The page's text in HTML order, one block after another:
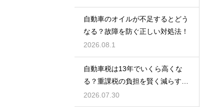
自動車のオイルが不足するとどう
なる？故障を防ぐ正しい対処法！
2026.08.1
自動車税は13年でいくら高くな
る？重課税の負担を賢く減らす秘
訣
2026.07.30